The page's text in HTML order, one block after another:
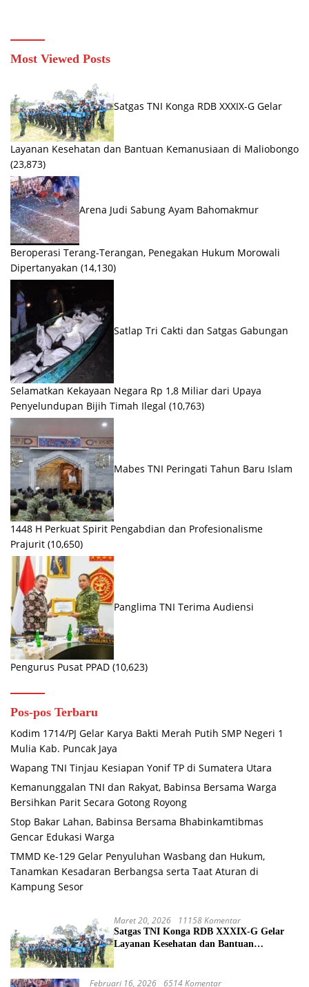
Most Viewed Posts
Satgas TNI Konga RDB XXXIX-G Gelar
Layanan Kesehatan dan Bantuan Kemanusiaan di Maliobongo
(23,873)
Arena Judi Sabung Ayam Bahomakmur
Beroperasi Terang-Terangan, Penegakan Hukum Morowali
Dipertanyakan (14,130)
Satlap Tri Cakti dan Satgas Gabungan
Selamatkan Kekayaan Negara Rp 1,8 Miliar dari Upaya
Penyelundupan Bijih Timah Ilegal (10,763)
Mabes TNI Peringati Tahun Baru Islam
1448 H Perkuat Spirit Pengabdian dan Profesionalisme
Prajurit (10,650)
Panglima TNI Terima Audiensi
Pengurus Pusat PPAD (10,623)
Pos-pos Terbaru
Kodim 1714/PJ Gelar Karya Bakti Merah Putih SMP Negeri 1
Mulia Kab. Puncak Jaya
Wapang TNI Tinjau Kesiapan Yonif TP di Sumatera Utara
Kemanunggalan TNI dan Rakyat, Babinsa Bersama Warga
Bersihkan Parit Secara Gotong Royong
Stop Bakar Lahan, Babinsa Bersama Bhabinkamtibmas
Gencar Edukasi Warga
TMMD Ke-129 Gelar Penyuluhan Wasbang dan Hukum,
Tanamkan Kesadaran Berbangsa serta Taat Aturan di
Kampung Sesor
Maret 20, 2026 11158 Komentar
Satgas TNI Konga RDB XXXIX-G Gelar
Layanan Kesehatan dan Bantuan
Februari 16, 2026 6514 Komentar